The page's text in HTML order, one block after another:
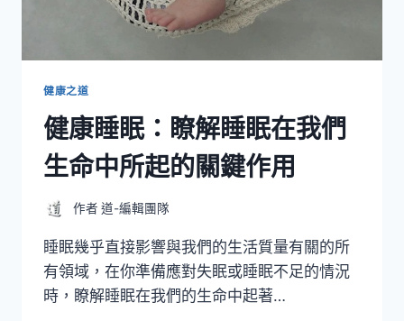
健康之道
健康睡眠：瞭解睡眠在我們
生命中所起的關鍵作用
作者 道-編輯團隊
睡眠幾乎直接影響與我們的生活質量有關的所
有領域，在你準備應對失眠或睡眠不足的情況
時，瞭解睡眠在我們的生命中起著…